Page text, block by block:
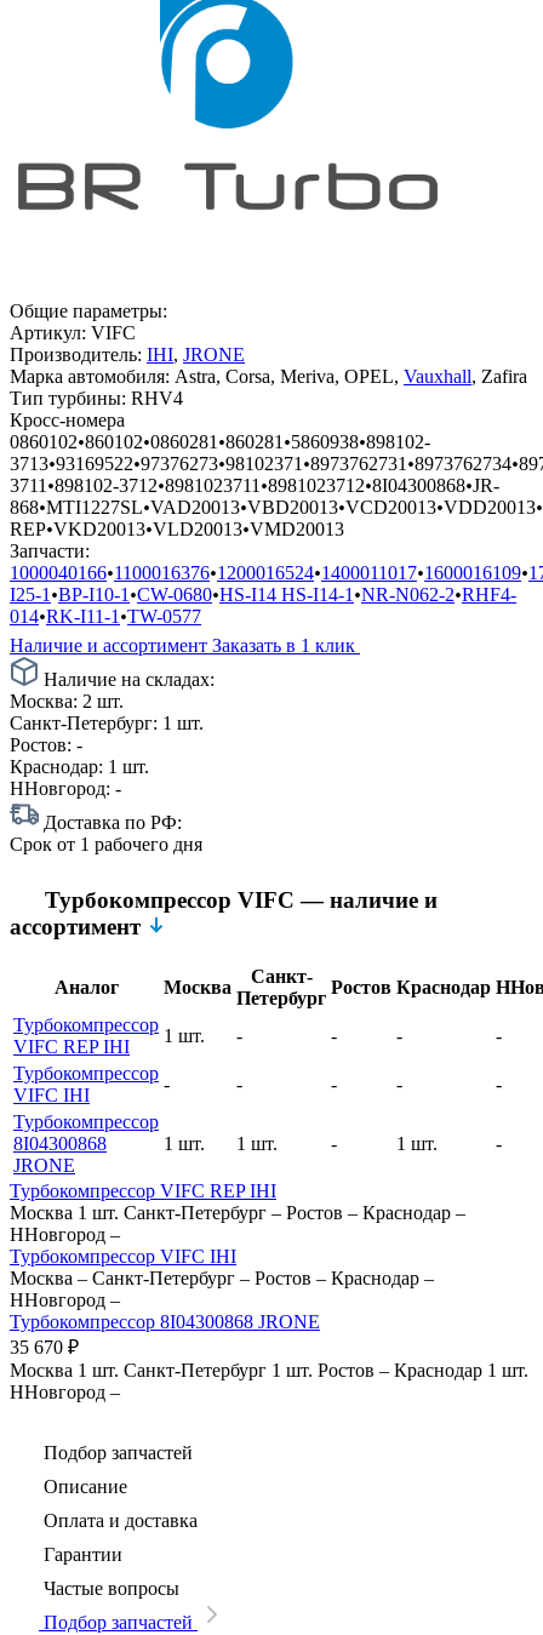
Общие параметры:
Артикул: VIFC
Производитель: IHI, JRONE
Марка автомобиля: Astra, Corsa, Meriva, OPEL, Vauxhall, Zafira
Тип турбины: RHV4
Кросс-номера
0860102•860102•0860281 •860281 •5860938•898102-
3713•93169522•97376273•98102371 •8973762731 •8973762734•
3711 •898102-3712•8981023711 •8981023712•8I04300868•JR-
868•MTI1227SL•VAD20013•VBD20013•VCD20013•VDD20013•
REP•VKD20013•VLD20013•VMD20013
Запчасти:
1000040166•1100016376•1200016524•1400011017•1600016109•
I25-1 •BP-I10-1 •CW-0680•HS-I14 HS-I14-1 •NR-N062-2•RHF4-
014•RK-I11-1 •TW-0577
Наличие и ассортимент Заказать в 1 клик
Наличие на складах:
Москва: 2 шт.
Санкт-Петербург: 1 шт.
Ростов: -
Краснодар: 1 шт.
ННовгород: -
Доставка по РФ:
Срок от 1 рабочего дня
Турбокомпрессор VIFC — наличие и
ассортимент
Аналог Москва
Санкт-
Петербург
Ростов Краснодар
Турбокомпрессор
VIFC REP IHI
1 шт. - - -
-
Турбокомпрессор
VIFC IHI
- - - -
-
Турбокомпрессор
8I04300868
JRONE
1 шт. 1 шт. - 1 шт. -
Турбокомпрессор VIFC REP IHI
Москва 1 шт. Санкт-Петербург – Ростов – Краснодар –
ННовгород –
Турбокомпрессор VIFC IHI
Москва – Санкт-Петербург – Ростов – Краснодар –
ННовгород –
Турбокомпрессор 8I04300868 JRONE
35 670 ₽
Москва 1 шт. Санкт-Петербург 1 шт. Ростов – Краснодар 1 шт.
ННовгород –
Подбор запчастей
Описание
Оплата и доставка
Гарантии
Частые вопросы
Подбор запчастей